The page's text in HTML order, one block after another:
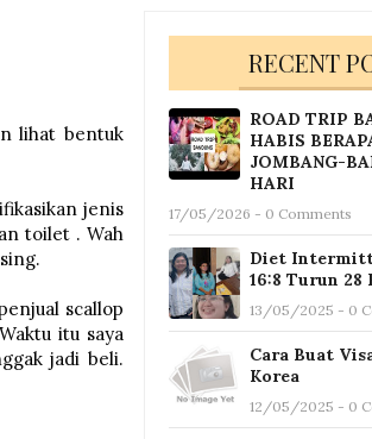
lihat bentuk
jenis
toilet . Wah
scallop
itu saya
jadi beli.
RECENT
ROAD TRIP
HABIS
JOMBANG-
HARI
17/05/2026 - 0 Comments
Diet
16:8 Turun 28
13/05/2025 - 0
Cara Buat
Korea
12/05/2025 - 0